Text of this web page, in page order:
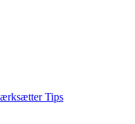
Tips